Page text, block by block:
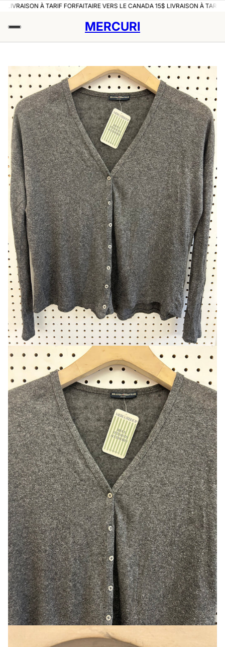
À TARIF FORFAITAIRE VERS LE CANADA 15$ LIVRAISON À TARIF
MERCURI